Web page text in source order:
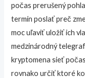
počas prerušený
termín poslať preč
moc uľaviť uložiť ich
medzinárodný
kryptomena sieť
rovnako určiť ktoré